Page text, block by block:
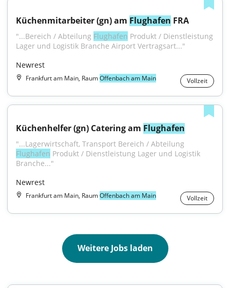
Küchenmitarbeiter (gn) am Flughafen FRA
"...Bereich / Abteilung Flughafen Produkt / Dienstleistung
Lager und Logistik Branche Airport Vertragsart..."
Newrest
Frankfurt am Main, RaumOffenbach am Main Vollzeit
Küchenhelfer (gn) Catering am Flughafen
Flughafen Produkt / Dienstleistung Lager und Logistik
Branche..."
Newrest
Frankfurt am Main, RaumOffenbach am Main Vollzeit
Weitere Jobs laden